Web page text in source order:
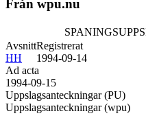
Från wpu.nu
Avsnitt
HH
Registrerat
1994-09-14
Ad acta
1994-09-15
Uppslagsanteckningar (PU)
Uppslagsanteckningar (wpu)